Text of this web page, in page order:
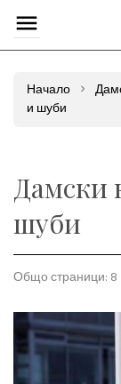
Начало
и шуби
Дамски
шуби
Общо страници: 8